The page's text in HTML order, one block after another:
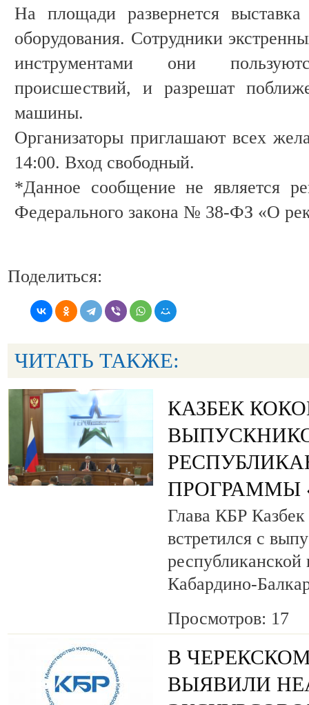
На площади развернется
оборудования. Сотрудники
инструментами они
происшествий, и разрешат
машины.
Организаторы приглашают всех
14:00. Вход свободный.
*Данное сообщение не является
Федерального закона № 38-ФЗ «О
Поделиться:
ЧИТАТЬ ТАКЖЕ:
КАЗБЕК
ПРОГРАММЫ
Глава КБР Казбек
встретился с
Кабардино-
Просмотров: 17
В
ВЫЯВИЛИ